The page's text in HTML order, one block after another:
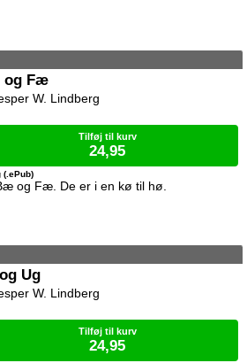
og Fæ
og Fæ. De er i en kø til hø.
(.ePub)
W. Lindberg
Tilføj til kurv
24,95
Ug
W. Lindberg
Tilføj til kurv
24,95